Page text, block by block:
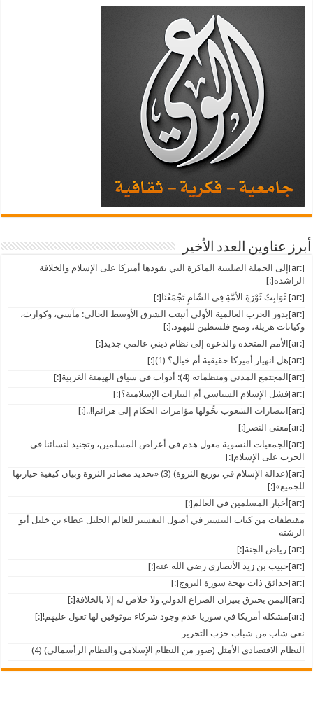
أبرز عناوين العدد الأخير
[:ar]إلى الحملة الصليبية الماكرة التي تقودها أميركا على الإسلام والخلافة
الراشدة[:]
[:ar] ثَوَابِتُ ثَوْرَةِ الأُمَّةِ فِي الشّامِ تَجْمَعُنَا[:]
[:ar]بذور الحرب العالمية الأولى أنبتت الشرق الأوسط الحالي: مآسي، وكوارث،
وكيانات هزيلة، ومنح فلسطين لليهود.[:]
[:ar]الأمم المتحدة والدعوة إلى نظام ديني عالمي جديد[:]
[:ar]هل انهيار أميركا حقيقية أم خيال؟ (1)[:]
[:ar]المجتمع المدني ومنظماته (4): أدوات في سياق الهيمنة الغربية[:]
[:ar]فشل الإسلام السياسي أم التيارات الإسلامية؟[:]
[:ar]انتصارات الشعوب تحِّولها مؤامرات الحكام إلى هزائم!!..[:]
[:ar]معنى النصر[:]
[:ar]الجمعيات النسوية معول هدم في أعراض المسلمين، وتجنيد لنسائنا في
الحرب على الإسلام[:]
[:ar](عدالة الإسلام في توزيع الثروة) (3) «تحديد مصادر الثروة وبيان كيفية حيازتها
للجميع»[:]
[:ar]أخبار المسلمين في العالم[:]
مقتطفات من كتاب التيسير في أصول التفسير للعالم الجليل عطاء بن خليل أبو
الرشته
[:ar] رياض الجنة[:]
[:ar]حبيب بن زيد الأنصاري رضي الله عنه[:]
[:ar]حدائق ذات بهجة سورة البروج[:]
[:ar]اليمن يحترق بنيران الصراع الدولي ولا خلاص له إلا بالخلافة[:]
[:ar]مشكلة أمريكا في سوريا عدم وجود شركاء موثوقين لها تعول عليهم![:]
نعي شاب من شباب حزب التحرير
النظام الاقتصادي الأمثل (صور من النظام الإسلامي والنظام الرأسمالي) (4)